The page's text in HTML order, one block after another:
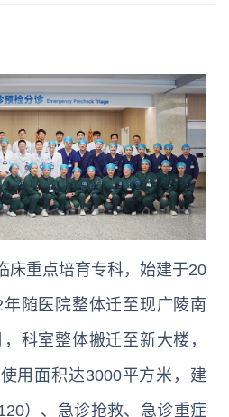
床重点培育专科，始建于20
随医院整体迁至现广陵南
科室整体搬迁至新大楼，
用面积达3000平方米，建
）、急诊抢救、急诊重症